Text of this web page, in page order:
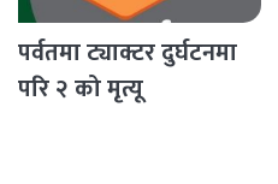
पर्वतमा ट्याक्टर दुर्घटनमा
परि २ को मृत्यू